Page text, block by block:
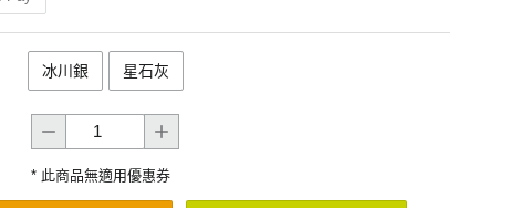
冰川銀 星石灰
* 此商品無適用優惠券